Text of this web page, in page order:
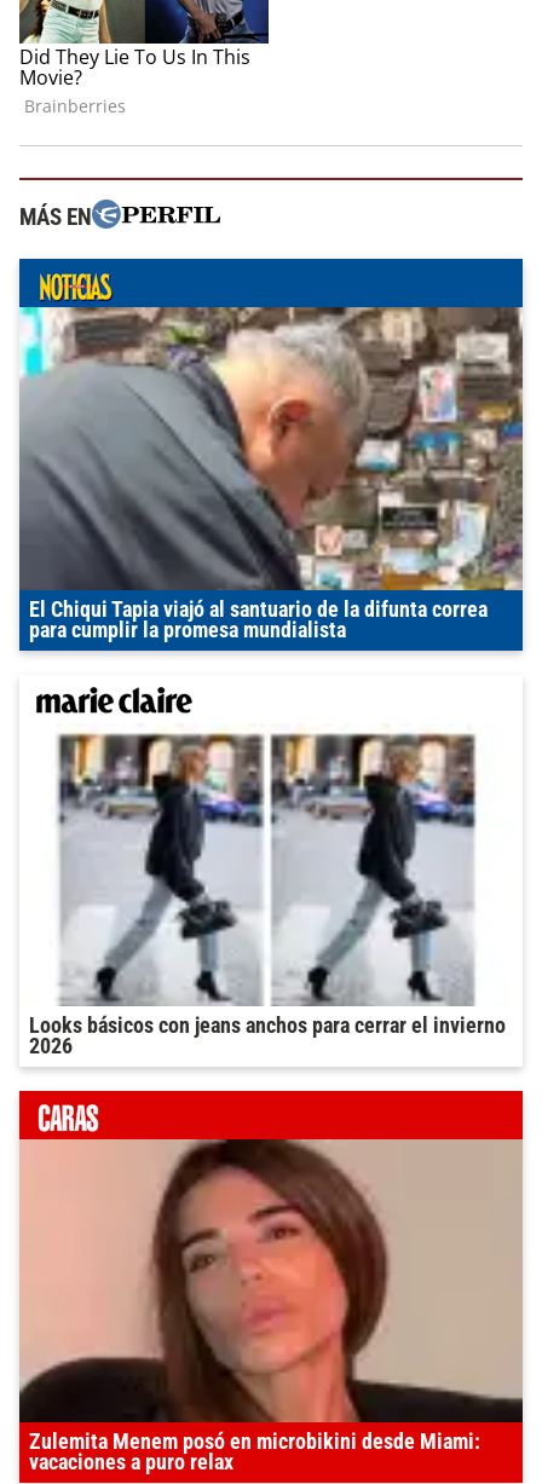
MÁS EN
El Chiqui Tapia viajó al santuario de la difunta correa
para cumplir la promesa mundialista
Looks básicos con jeans anchos para cerrar el invierno
2026
Zulemita Menem posó en microbikini desde Miami:
vacaciones a puro relax